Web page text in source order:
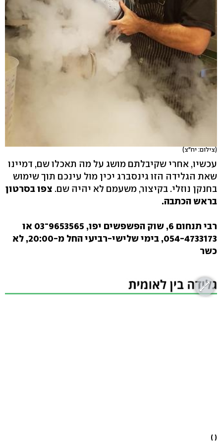
(צילום: יח"צ)
עכשיו, אחרי שקיבלתם מושג על מה תאכלו שם, דמיינו
שאת הגלידה הזו גינסברג יכין מול עינכם תוך שימוש
בחנקן נוזלי. בקיצור, משעמם לא יהיה שם. צפו בסרטון
בראש הכתבה.
רבי תנחום 6, שוק הפשפשים יפו, 9653565־03 או
054-4733173, בימי שלישי-רביעי החל מ-20:00, לא
כשר
( )